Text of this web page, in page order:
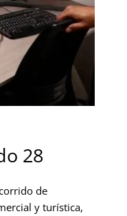
28
de
y turística,